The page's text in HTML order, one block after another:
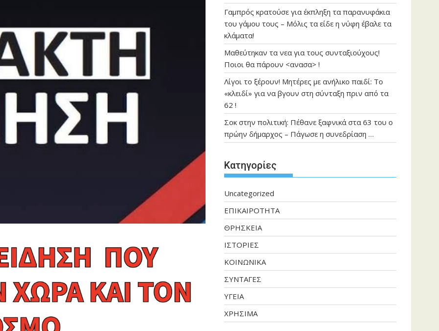
Γαμπρός κρατούσε για έκπληξη τα παρανυφάκια
του γάμου τους – Μόλις τα είδε η νύφη έβαλε τα
κλάματα!
Μαθεύτηκαν τα νεα για τους συνταξιούχους!
Ποιοι θα πάρουν <ανασα> !
Λίγοι το ξέρουν! Μητέρες με ανήλικο παιδί: Το
«κλειδί» για να βγουν στη σύνταξη πριν από τα
62 !
Σοκ στην πολιτική: Πέθανε ξαφνικά στα 63 του ο
πρώην δήμαρχος – Πάγωσε η συνεδρίαση …
Kατηγορίες
Uncategorized
ΕΠΙΚΑΙΡΟΤΗΤΑ
ΘΡΗΣΚΕΙΑ
ΙΣΤΟΡΙΕΣ
ΚΟΙΝΩΝΙΚΑ
ΣΥΝΤΑΓΕΣ
ΥΓΕΙΑ
ΧΡΗΣΙΜΑ